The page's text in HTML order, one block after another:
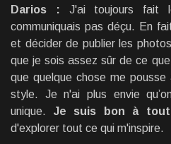
Darios : J'ai toujours fait
communiquais pas déçu. En
et décider de publier les
que je sois assez sûr de ce
que quelque chose me
style. Je n'ai plus envie
unique. Je suis bon à
d'explorer tout ce qui m'inspire.